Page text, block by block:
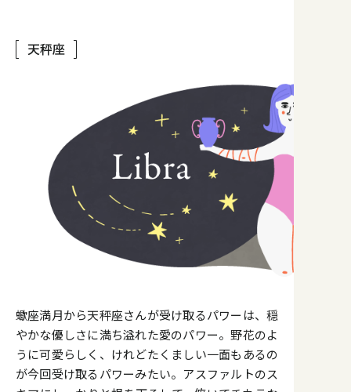
天秤座
蠍座満月から天秤座さんが受け取るパワーは、穏
やかな優しさに満ち溢れた愛のパワー。野花のよ
うに可愛らしく、けれどたくましい一面もあるの
が今回受け取るパワーみたい。アスファルトのス